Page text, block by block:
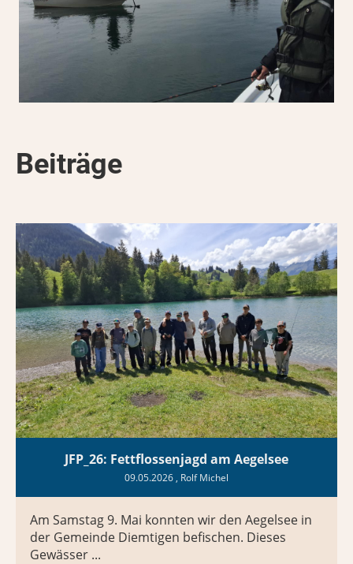
Beiträge
JFP_26: Fettflossenjagd am Aegelsee
09.05.2026 , Rolf Michel
Am Samstag 9. Mai konnten wir den Aegelsee in
der Gemeinde Diemtigen befischen. Dieses
Gewässer ...